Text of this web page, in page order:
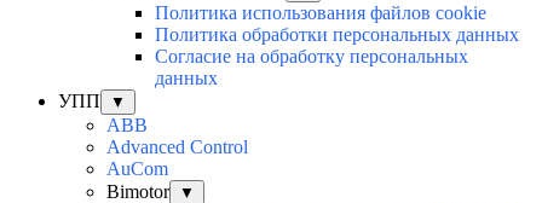
Политика использования файлов cookie
Политика обработки персональных данных
Согласие на обработку персональных
данных
УПП
▼
ABB
Advanced Control
AuСom
Bimotor
▼